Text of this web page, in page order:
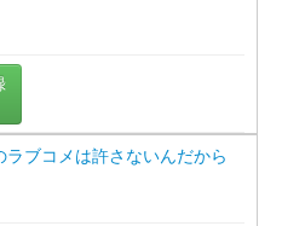
ブコメは許さないんだから